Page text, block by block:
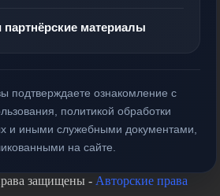
партнёрские материалы
подтверждаете ознакомление с
политикой обработки
и иными служебными документами,
на сайте.
защищены - Авторские права